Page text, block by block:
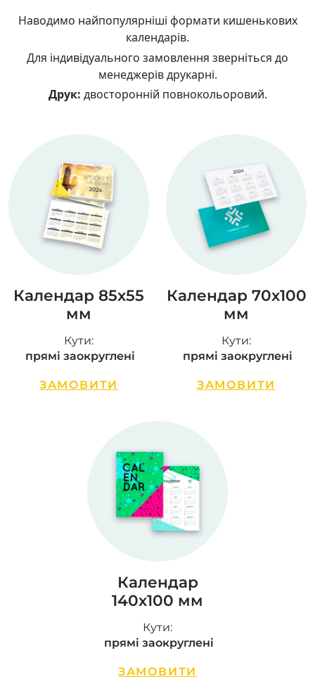
Наводимо найпопулярніші формати кишенькових
календарів.
Для індивідуального замовлення зверніться до
менеджерів друкарні.
Друк: двосторонній повнокольоровий.
Календар 85х55
мм
Кути:
прямі заокруглені
ЗАМОВИТИ
Календар 70х100
мм
Кути:
прямі заокруглені
ЗАМОВИТИ
Календар
140х100 мм
Кути:
прямі заокруглені
ЗАМОВИТИ